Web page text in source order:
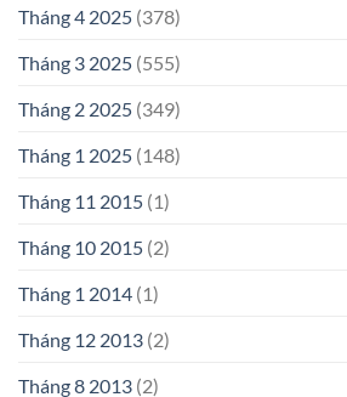
Tháng 4 2025 (378)
Tháng 3 2025 (555)
Tháng 2 2025 (349)
Tháng 1 2025 (148)
Tháng 11 2015 (1)
Tháng 10 2015 (2)
Tháng 1 2014 (1)
Tháng 12 2013 (2)
Tháng 8 2013 (2)